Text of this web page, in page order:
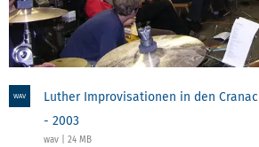
WAV
Luther Improvisationen in den
- 2003
wav | 24 MB